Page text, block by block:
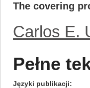
The covering
Carlos E.
Pełne
Języki publikacji